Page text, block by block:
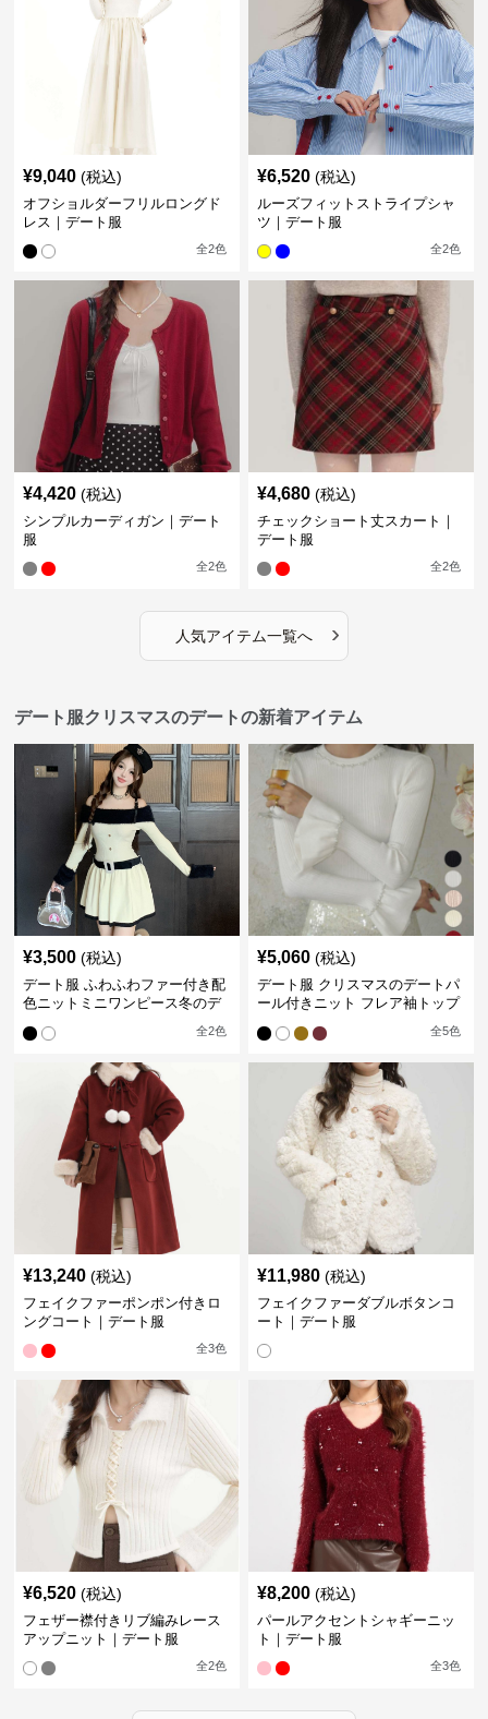
¥9,040 (税込)
オフショルダーフリルロングド
レス｜デート服
全2色
¥6,520 (税込)
ルーズフィットストライプシャ
ツ｜デート服
全2色
¥4,420 (税込)
シンプルカーディガン｜デート
服
全2色
¥4,680 (税込)
チェックショート丈スカート｜
デート服
全2色
人気アイテム一覧へ ›
デート服クリスマスのデートの新着アイテム
¥3,500 (税込)
デート服 ふわふわファー付き配
色ニットミニワンピース冬のデ
全2色
¥5,060 (税込)
デート服 クリスマスのデートパ
ール付きニット フレア袖トップ
全5色
¥13,240 (税込)
フェイクファーポンポン付きロ
ングコート｜デート服
全3色
¥11,980 (税込)
フェイクファーダブルボタンコ
ート｜デート服
¥6,520 (税込)
フェザー襟付きリブ編みレース
アップニット｜デート服
全2色
¥8,200 (税込)
パールアクセントシャギーニッ
ト｜デート服
全3色